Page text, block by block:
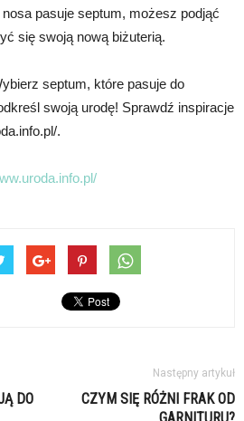
pasuje septum, możesz podjąć
się swoją nową biżuterią.
septum, które pasuje do
swoją urodę! Sprawdź inspiracje
.
DO
Następny artykuł
CZYM SIĘ RÓŻNI FRAK OD